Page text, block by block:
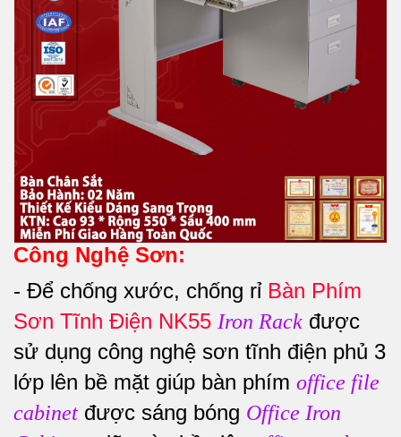
Công Nghệ Sơn:
- Để chống xước, chống rỉ Bàn Phím
Sơn Tĩnh Điện NK55 Iron Rack được
sử dụng công nghệ sơn tĩnh điện phủ 3
lớp lên bề mặt giúp bàn phím office file
cabinet được sáng bóng Office Iron